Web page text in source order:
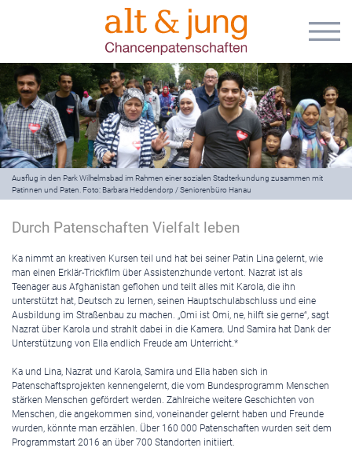
Ausflug in den Park Wilhelmsbad im Rahmen einer sozialen Stadterkundung zusammen mit
Patinnen und Paten. Foto: Barbara Heddendorp / Seniorenbüro Hanau
Durch Patenschaften Vielfalt leben
Ka nimmt an kreativen Kursen teil und hat bei seiner Patin Lina gelernt, wie
man einen Erklär-Trickfilm über Assistenzhunde vertont. Nazrat ist als
Teenager aus Afghanistan geflohen und teilt alles mit Karola, die ihn
unterstützt hat, Deutsch zu lernen, seinen Hauptschulabschluss und eine
Ausbildung im Straßenbau zu machen. „Omi ist Omi, ne, hilft sie gerne“, sagt
Nazrat über Karola und strahlt dabei in die Kamera. Und Samira hat Dank der
Unterstützung von Ella endlich Freude am Unterricht.*
Ka und Lina, Nazrat und Karola, Samira und Ella haben sich in
Patenschaftsprojekten kennengelernt, die vom Bundesprogramm Menschen
stärken Menschen gefördert werden. Zahlreiche weitere Geschichten von
Menschen, die angekommen sind, voneinander gelernt haben und Freunde
wurden, könnte man erzählen. Über 160 000 Patenschaften wurden seit dem
Programmstart 2016 an über 700 Standorten initiiert.